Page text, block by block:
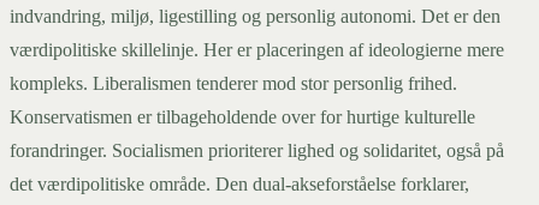
indvandring, miljø, ligestilling og personlig autonomi. Det er den
værdipolitiske skillelinje. Her er placeringen af ideologierne mere
kompleks. Liberalismen tenderer mod stor personlig frihed.
Konservatismen er tilbageholdende over for hurtige kulturelle
forandringer. Socialismen prioriterer lighed og solidaritet, også på
det værdipolitiske område. Den dual-akseforståelse forklarer,